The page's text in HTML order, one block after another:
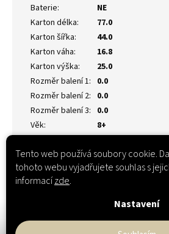
Tento web používá soubory cookie.
tohoto webu vyjadřujete souhlas s
informacízde.
Nastavení
Baterie:
NE
Karton délka:
77.0
Karton šířka:
44.0
Karton váha:
16.8
Karton výška:
25.0
Rozměr balení 1: 0.0
Rozměr balení 2: 0.0
Rozměr balení 3: 0.0
Věk: 8+